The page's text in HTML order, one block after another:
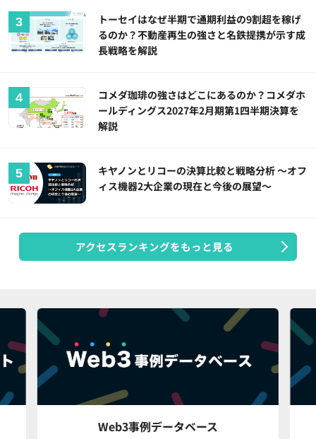
トーセイはなぜ半期で通期利益の9割超を稼げ
るのか？不動産再生の強さと名鉄提携が示す成
長戦略を解説
コメダ珈琲の強さはどこにあるのか？コメダホ
ールディングス2027年2月期第1四半期決算を
解説
キヤノンとリコーの決算比較と戦略分析 ～オフ
ィス機器2大企業の現在と今後の展望～
アクセスランキングをもっと見る
Web3事例データベース